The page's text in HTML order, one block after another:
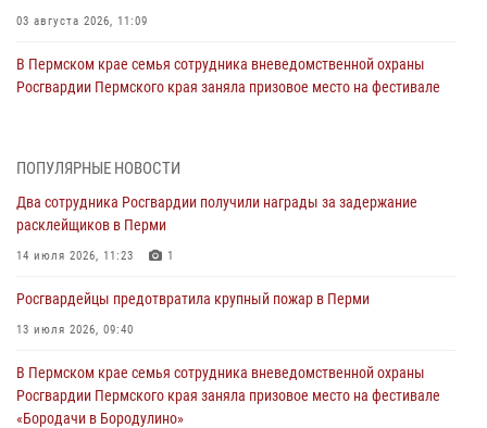
03 августа 2026, 11:09
В Пермском крае семья сотрудника вневедомственной охраны
Росгвардии Пермского края заняла призовое место на фестивале
юных спортсменов
03 августа 2026, 10:59
30 июля 2026, 05:19
богослужении в Перми
28 июля 2026, 10:44
ПОПУЛЯРНЫЕ НОВОСТИ
Два сотрудника Росгвардии получили награды за задержание
расклейщиков в Перми
14 июля 2026, 11:23 1
Росгвардейцы предотвратила крупный пожар в Перми
13 июля 2026, 09:40
В Пермском крае семья сотрудника вневедомственной охраны
Росгвардии Пермского края заняла призовое место на фестивале
«Бородачи в Бородулино»